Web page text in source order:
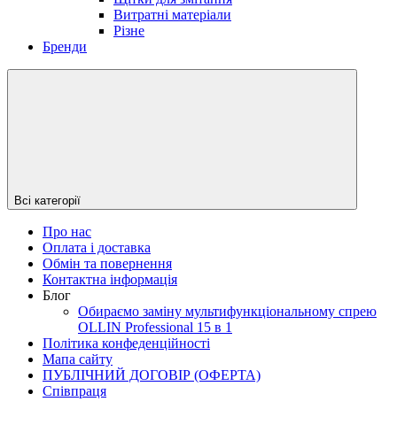
Витратні матеріали
Різне
Бренди
Всі категорії
Про нас
Оплата і доставка
Обмін та повернення
Контактна інформація
Блог
Обираємо заміну мультифункціональному спрею
OLLIN Professional 15 в 1
Політика конфеденційності
Мапа сайту
ПУБЛІЧНИЙ ДОГОВІР (ОФЕРТА)
Співпраця